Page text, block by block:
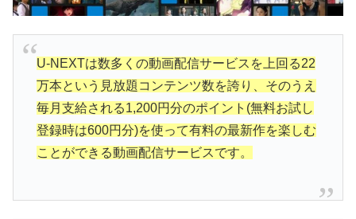
U-NEXTは数多くの動画配信サービスを上回る22
万本という見放題コンテンツ数を誇り、そのうえ
毎月支給される1,200円分のポイント(無料お試し
登録時は600円分)を使って有料の最新作を楽しむ
ことができる動画配信サービスです。